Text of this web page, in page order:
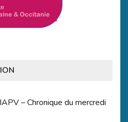
– Chronique du mercredi